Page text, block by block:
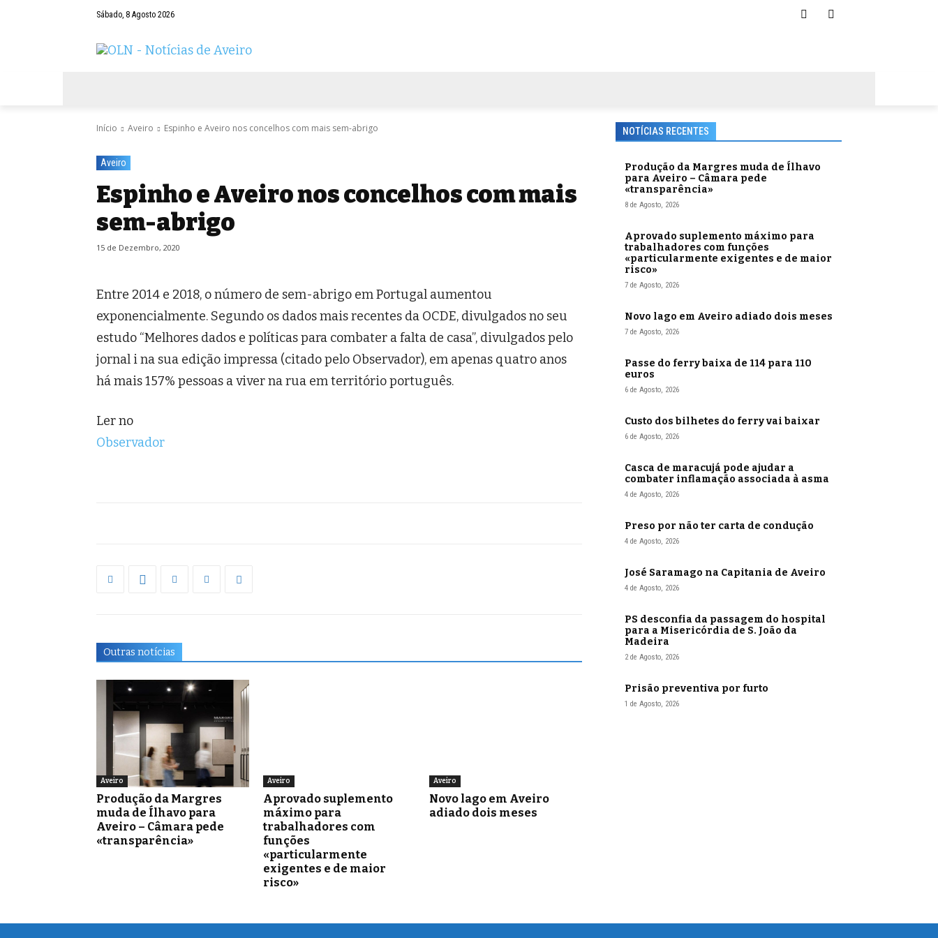
Sábado, 8 Agosto 2026
Início Aveiro Espinho e Aveiro nos concelhos com mais sem-abrigo
Aveiro
Espinho e Aveiro nos concelhos com mais
sem-abrigo
15 de Dezembro, 2020
Entre 2014 e 2018, o número de sem-abrigo em Portugal aumentou
exponencialmente. Segundo os dados mais recentes da OCDE, divulgados no seu
estudo “Melhores dados e políticas para combater a falta de casa”, divulgados pelo
jornal i na sua edição impressa (citado pelo Observador), em apenas quatro anos
há mais 157% pessoas a viver na rua em território português.
Ler no
Observador
Outras notícias
Aveiro
Produção da Margres
muda de Ílhavo para
Aveiro – Câmara pede
«transparência»
Aveiro
Aprovado suplemento
máximo para
trabalhadores com
funções
«particularmente
exigentes e de maior
risco»
Aveiro
Novo lago em Aveiro
adiado dois meses
NOTÍCIAS RECENTES
Produção da Margres muda de Ílhavo
para Aveiro – Câmara pede
«transparência»
8 de Agosto, 2026
Aprovado suplemento máximo para
trabalhadores com funções
«particularmente exigentes e de maior
risco»
7 de Agosto, 2026
Novo lago em Aveiro adiado dois meses
7 de Agosto, 2026
Passe do ferry baixa de 114 para 110
euros
6 de Agosto, 2026
Custo dos bilhetes do ferry vai baixar
6 de Agosto, 2026
Casca de maracujá pode ajudar a
combater inflamação associada à asma
4 de Agosto, 2026
Preso por não ter carta de condução
4 de Agosto, 2026
José Saramago na Capitania de Aveiro
4 de Agosto, 2026
PS desconfia da passagem do hospital
para a Misericórdia de S. João da
Madeira
2 de Agosto, 2026
Prisão preventiva por furto
1 de Agosto, 2026